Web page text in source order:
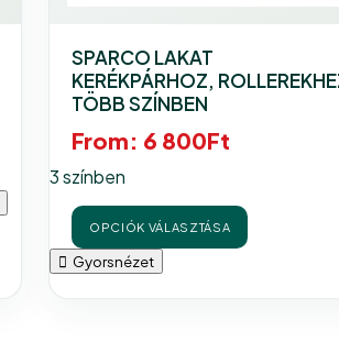
SPARCO LAKAT
KERÉKPÁRHOZ,
TÖBB SZÍNBEN
From: 6 800Ft
3 színben
OPCIÓK VÁLASZTÁSA
Gyorsnézet